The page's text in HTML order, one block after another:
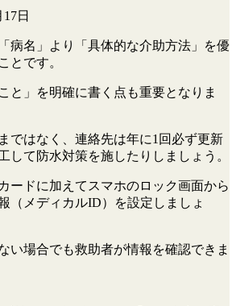
日
病名」より「具体的な介助方法」を優
とです。
と」を明確に書く点も重要となりま
ではなく、連絡先は年に1回必ず更新
して防水対策を施したりしましょう。
ードに加えてスマホのロック画面から
（メディカルID）を設定しましょ
い場合でも救助者が情報を確認できま